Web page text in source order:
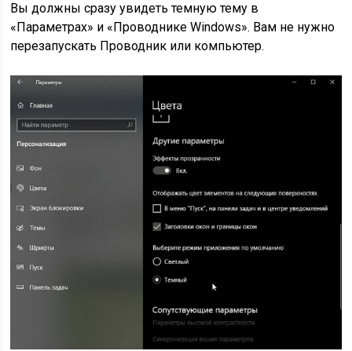
Вы должны сразу увидеть темную тему в
«Параметрах» и «Проводнике Windows». Вам не нужно
перезапускать Проводник или компьютер.